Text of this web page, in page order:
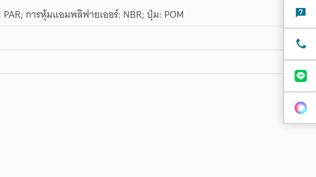
การหุ้มแอมพลิฟายเออร์: NBR; ปุ่ม: POM